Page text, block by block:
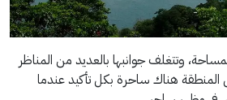
وتتغلف جوانبها بالعديد من المناظر
المنطقة هناك ساحرة بكل تأكيد عندما